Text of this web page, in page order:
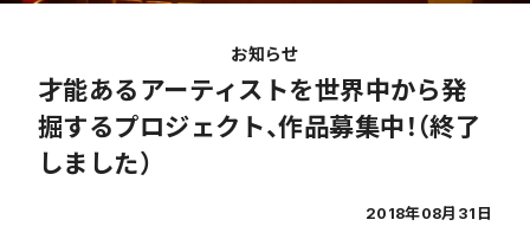
お知らせ
才能あるアーティストを世界中から発
掘するプロジェクト、作品募集中！（終了
しました）
2018年08月31日